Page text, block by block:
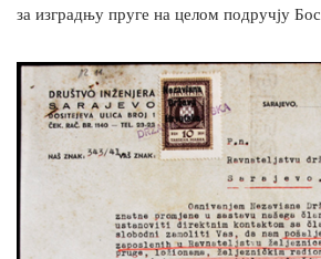
за изградњу пруге на целом подручју